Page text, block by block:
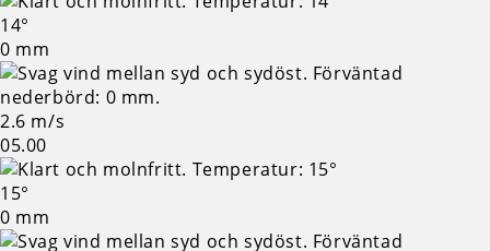
14°
0 mm
2.6 m/s
05.00
15°
0 mm